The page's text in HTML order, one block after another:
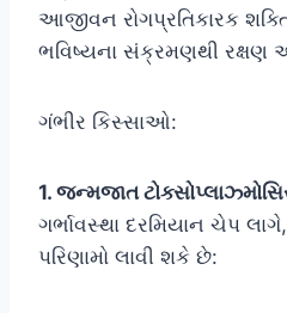
આજીવન રોગપ્રતિકારક
ભવિષ્યના સંક્રમણથી રક્ષણ
ગંભીર કિસ્સાઓ:
1. જન્મજાત
ગર્ભાવસ્થા દરમિયાન ચેપ
પરિણામો લાવી શકે છે: